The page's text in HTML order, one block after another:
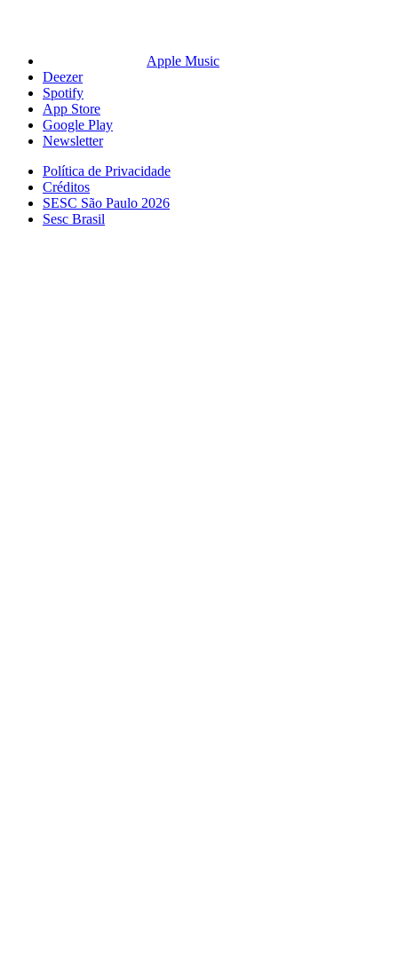
Apple Music
Deezer
Spotify
App Store
Google Play
Newsletter
Política de Privacidade
Créditos
SESC São Paulo 2026
Sesc Brasil